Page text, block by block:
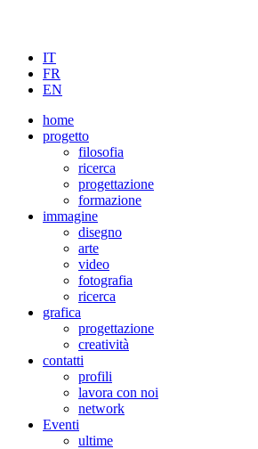
IT
FR
EN
home
progetto
filosofia
ricerca
progettazione
formazione
immagine
disegno
arte
video
fotografia
ricerca
grafica
progettazione
creatività
contatti
profili
lavora con noi
network
Eventi
ultime